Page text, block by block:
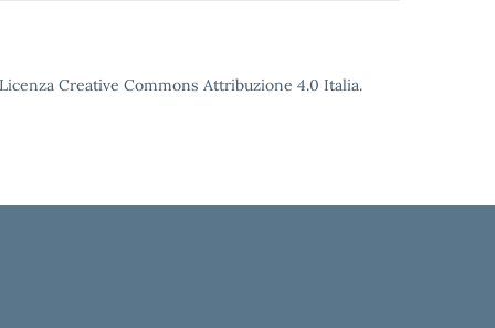
Creative Commons Attribuzione 4.0 Italia.